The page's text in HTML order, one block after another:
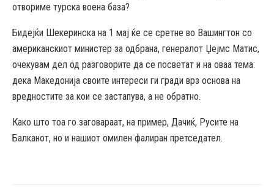
отвориме турска воена база?
Бидејќи Шекеринска на 1 мај ќе се сретне во Вашингтон со
американскиот министер за одбрана, генералот Џејмс Матис,
очекувам дел од разговорите да се посветат и на оваа тема:
дека Македонија своите интереси ги гради врз основа на
вредностите за кои се застапува, а не обратно.
Како што тоа го заговараат, на пример, Дачиќ, Русите на
Балканот, но и нашиот омилен фалиран претседател.